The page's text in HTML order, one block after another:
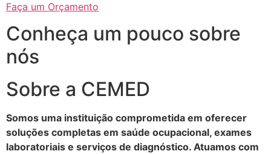
Faça um Orçamento
Conheça um pouco sobre
nós
Sobre a CEMED
Somos uma instituição comprometida em oferecer
soluções completas em saúde ocupacional, exames
laboratoriais e serviços de diagnóstico. Atuamos com